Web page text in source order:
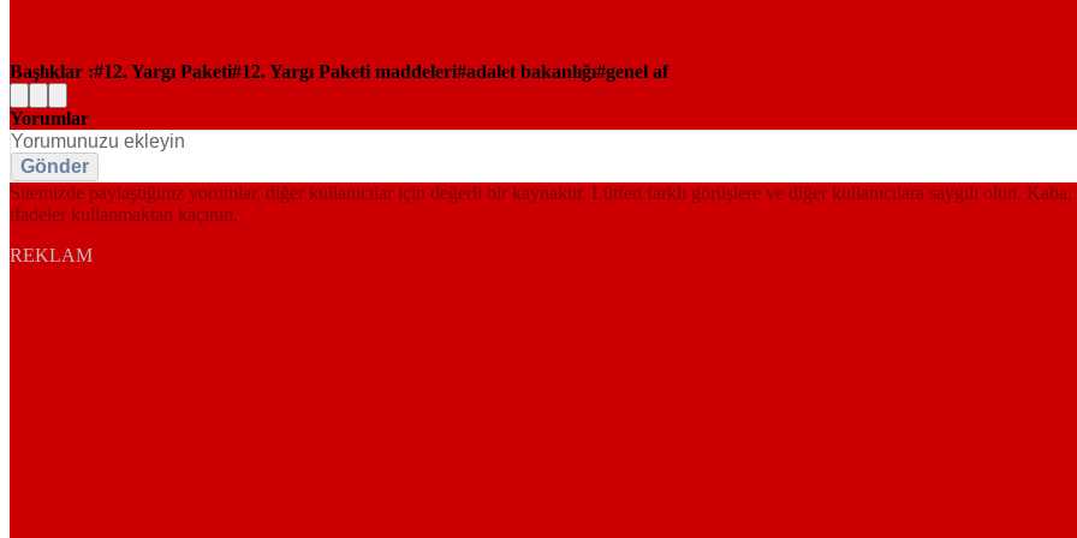
Başlıklar : 12. Yargı Paketi 12. Yargı Paketi maddeleri adalet bakanlığı genel af
Yorumlar
Gönder
Sitemizde paylaştığınız yorumlar, diğer kullanıcılar için değerli bir kaynaktır. Lütfen farklı görüşlere ve diğer kullanıcılara saygılı olun. Kaba,
ifadeler kullanmaktan kaçının.
REKLAM